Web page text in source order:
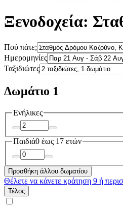
Ξενοδοχεία:
Πού πάτε;
Ημερομηνίες
Ταξιδιώτες
Δωμάτιο 1
Ενήλικες
Παιδιά0 έως 17 ετών
Προσθήκη άλλου δωματίου
Θέλετε να κάνετε κράτηση 9 ή
Τέλος